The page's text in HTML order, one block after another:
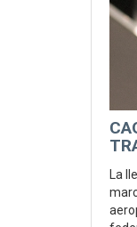
La